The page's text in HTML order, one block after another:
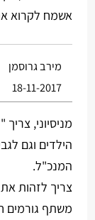
אשמח לקרוא
מירב גרוסמן
18-11-2017
מניסיוני,
הילדים וגם
המנכ"ל.
צריך לזהות
משתף גורמים